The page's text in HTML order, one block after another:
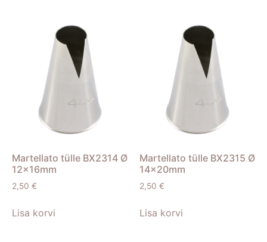
Martellato tülle BX2314 Ø
12x16mm
2,50 €
Lisa korvi
Martellato tülle BX2315 Ø
14x20mm
2,50 €
Lisa korvi